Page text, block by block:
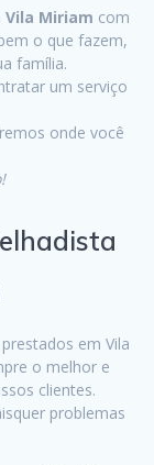
Miriam com
o que fazem,
família.
um serviço
onde você
em Vila
o melhor e
clientes.
problemas